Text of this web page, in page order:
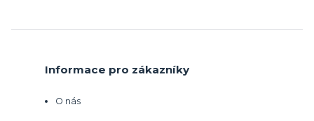
Informace pro zákazníky
O nás